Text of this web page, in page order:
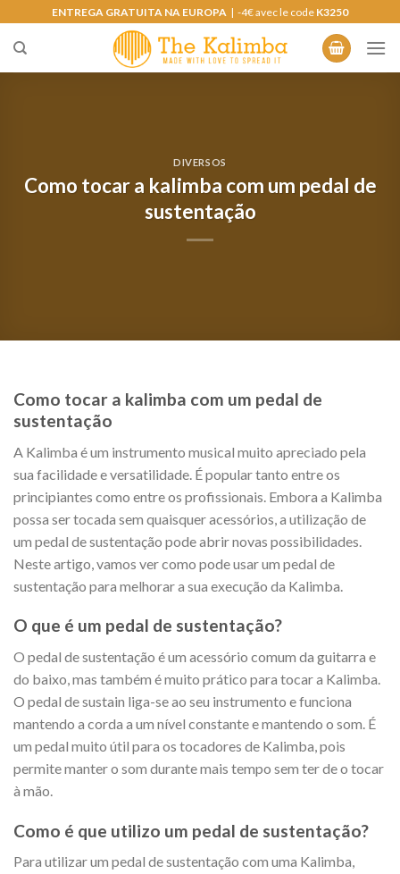
conteúdo
ENTREGA GRATUITA NA EUROPA | -4€ avec le code K3250
DIVERSOS
Como tocar a kalimba com um pedal de
sustentação
Como tocar a kalimba com um pedal de
sustentação
A Kalimba é um instrumento musical muito apreciado pela
sua facilidade e versatilidade. É popular tanto entre os
principiantes como entre os profissionais. Embora a Kalimba
possa ser tocada sem quaisquer acessórios, a utilização de
um pedal de sustentação pode abrir novas possibilidades.
Neste artigo, vamos ver como pode usar um pedal de
sustentação para melhorar a sua execução da Kalimba.
O que é um pedal de sustentação?
O pedal de sustentação é um acessório comum da guitarra e
do baixo, mas também é muito prático para tocar a Kalimba.
O pedal de sustain liga-se ao seu instrumento e funciona
mantendo a corda a um nível constante e mantendo o som. É
um pedal muito útil para os tocadores de Kalimba, pois
permite manter o som durante mais tempo sem ter de o tocar
à mão.
Como é que utilizo um pedal de sustentação?
Para utilizar um pedal de sustentação com uma Kalimba,